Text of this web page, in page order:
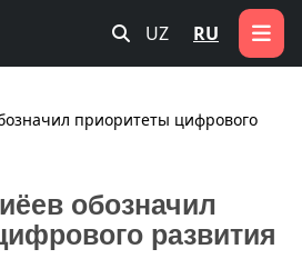
UZ RU
приоритеты цифрового
обозначил
развития